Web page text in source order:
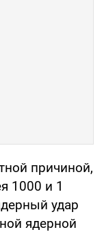
причиной,
1000 и 1
удар
ядерной